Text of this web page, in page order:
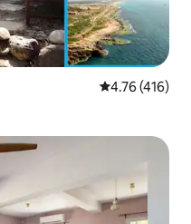
औसत रेटिंग 5 में से
4.76 (416)